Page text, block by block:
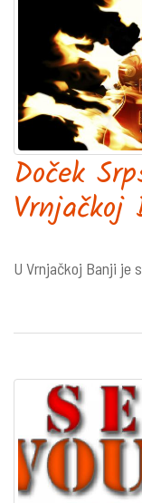
Doček
Vrnjačkoj
U Vrnjačkoj Banji je